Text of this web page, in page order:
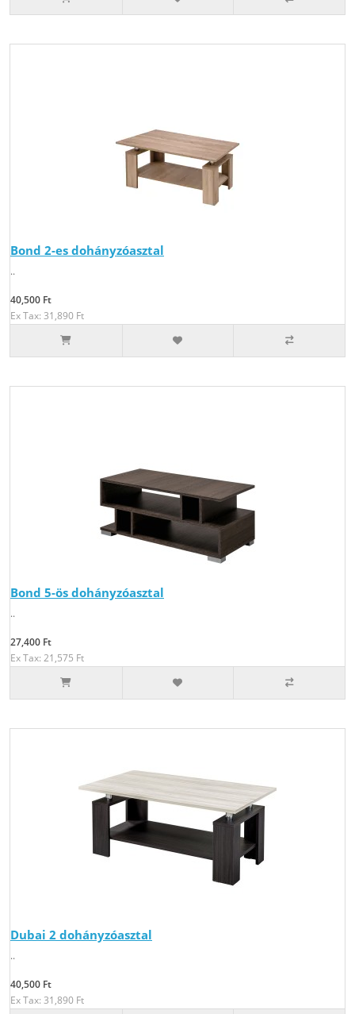
Bond 2-es dohányzóasztal
..
40,500 Ft
Ex Tax: 31,890 Ft
Bond 5-ös dohányzóasztal
..
27,400 Ft
Ex Tax: 21,575 Ft
Dubai 2 dohányzóasztal
..
40,500 Ft
Ex Tax: 31,890 Ft